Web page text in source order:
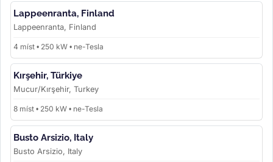
Lappeenranta, Finland
Lappeenranta, Finland
4 míst • 250 kW • ne-Tesla
Kırşehir, Türkiye
Mucur/Kırşehir, Turkey
8 míst • 250 kW • ne-Tesla
Busto Arsizio, Italy
Busto Arsizio, Italy